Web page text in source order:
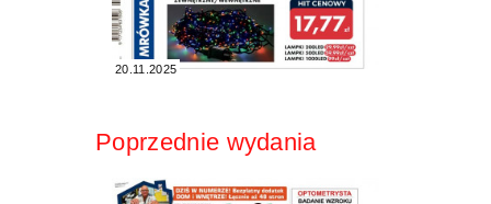
20.11.2025
Poprzednie wydania